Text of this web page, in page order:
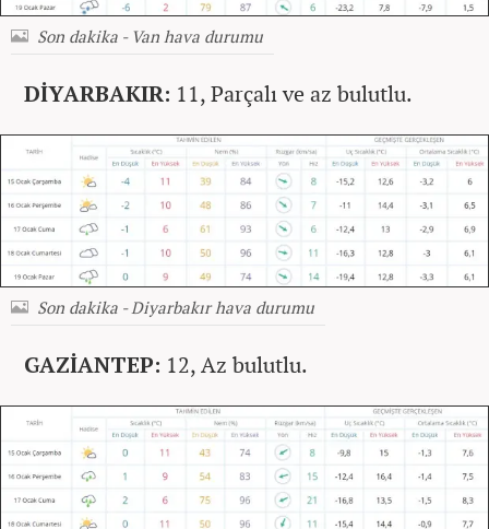
Son dakika - Van hava durumu
DİYARBAKIR: 11, Parçalı ve az bulutlu.
Son dakika - Diyarbakır hava durumu
GAZİANTEP: 12, Az bulutlu.